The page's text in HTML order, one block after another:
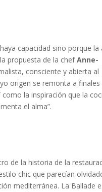
capacidad sino porque la
propuesta de la chefAnne-
consciente y abierta al
origen se remonta a finales
la inspiración que la
el alma”.
de la historia de la
chic que parecían
mediterránea. La Ballade